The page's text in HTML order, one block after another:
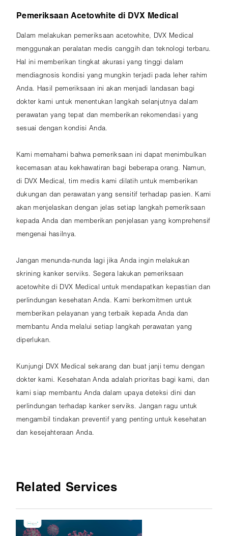
Pemeriksaan Acetowhite di DVX Medical
Dalam melakukan pemeriksaan acetowhite, DVX Medical
menggunakan peralatan medis canggih dan teknologi terbaru.
Hal ini memberikan tingkat akurasi yang tinggi dalam
mendiagnosis kondisi yang mungkin terjadi pada leher rahim
Anda. Hasil pemeriksaan ini akan menjadi landasan bagi
dokter kami untuk menentukan langkah selanjutnya dalam
perawatan yang tepat dan memberikan rekomendasi yang
sesuai dengan kondisi Anda.
Kami memahami bahwa pemeriksaan ini dapat menimbulkan
kecemasan atau kekhawatiran bagi beberapa orang. Namun,
di DVX Medical, tim medis kami dilatih untuk memberikan
dukungan dan perawatan yang sensitif terhadap pasien. Kami
akan menjelaskan dengan jelas setiap langkah pemeriksaan
kepada Anda dan memberikan penjelasan yang komprehensif
mengenai hasilnya.
Jangan menunda-nunda lagi jika Anda ingin melakukan
skrining kanker serviks. Segera lakukan pemeriksaan
acetowhite di DVX Medical untuk mendapatkan kepastian dan
perlindungan kesehatan Anda. Kami berkomitmen untuk
memberikan pelayanan yang terbaik kepada Anda dan
membantu Anda melalui setiap langkah perawatan yang
diperlukan.
Kunjungi DVX Medical sekarang dan buat janji temu dengan
dokter kami. Kesehatan Anda adalah prioritas bagi kami, dan
kami siap membantu Anda dalam upaya deteksi dini dan
perlindungan terhadap kanker serviks. Jangan ragu untuk
mengambil tindakan preventif yang penting untuk kesehatan
dan kesejahteraan Anda.
Related Services